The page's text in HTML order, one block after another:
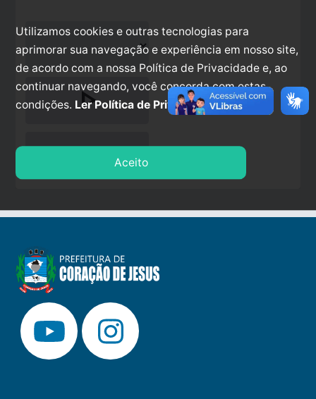
play_arrow
stop
Utilizamos cookies e outras tecnologias para
aprimorar sua navegação e experiência em nosso site,
de acordo com a nossa Política de Privacidade e, ao
continuar navegando, você concorda com estas
condições. Ler Política de Privacidade.
Aceito